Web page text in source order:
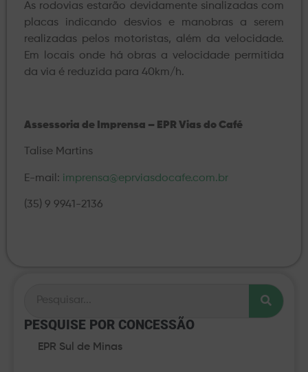
PESQUISE POR CONCESSÃO​
EPR Sul de Minas
As rodovias estarão devidamente sinalizadas com
placas indicando desvios e manobras a serem
realizadas pelos motoristas, além da velocidade.
Em locais onde há obras a velocidade permitida
da via é reduzida para 40km/h.
Assessoria de Imprensa – EPR Vias do Café
Talise Martins
E-mail: imprensa@eprviasdocafe.com.br
(35) 9 9941-2136